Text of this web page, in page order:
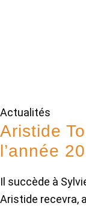
Actualités
Aristide
l’année
Il succède à
Aristide recevra,